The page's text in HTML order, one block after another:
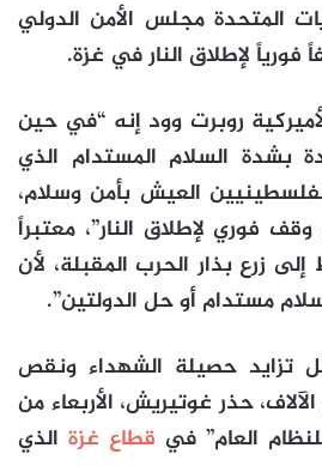
المتحدة مجلس الأمن الدولي
فورياً لإطلاق النار في غزة.
روبرت وود إنه “في حين
بشدة السلام المستدام الذي
العيش بأمن وسلام،
فوري لإطلاق النار”، معتبراً
زرع بذار الحرب المقبلة، لأن
مستدام أو حل الدولتين”.
تزايد حصيلة الشهداء ونقص
حذر غوتيريش، الأربعاء من
العام” في قطاع غزة الذي